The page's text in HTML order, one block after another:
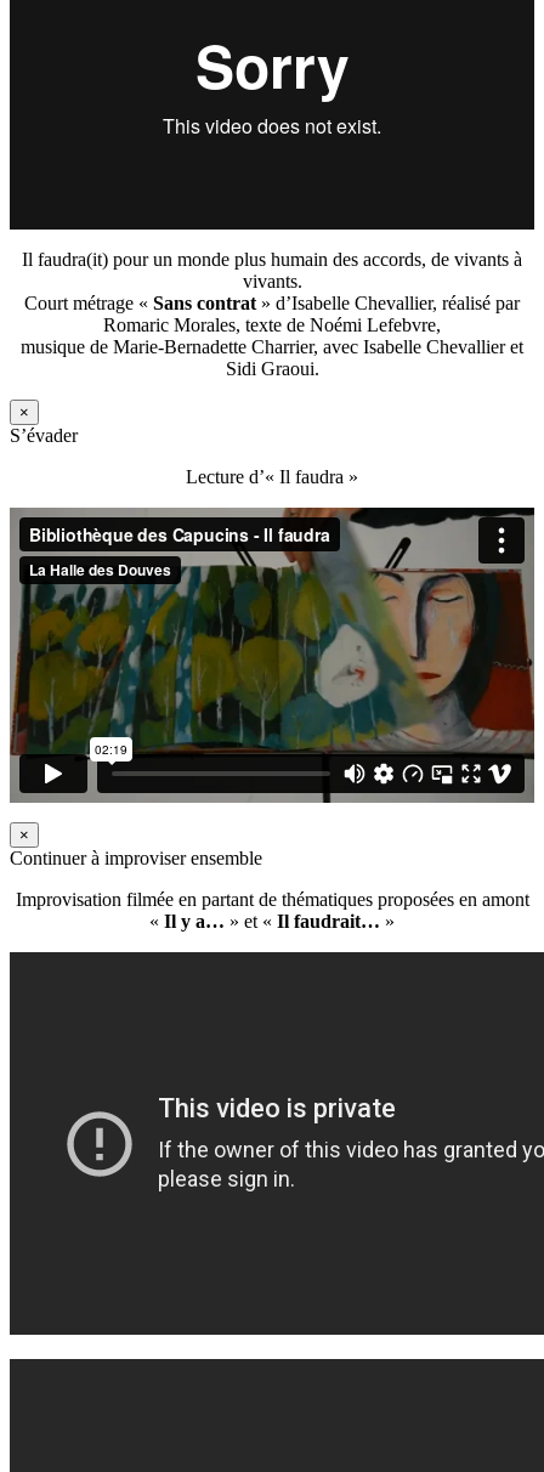
Il faudra(it) pour un monde plus humain des accords, de vivants à
vivants.
Court métrage « Sans contrat » d’Isabelle Chevallier, réalisé par
Romaric Morales, texte de Noémi Lefebvre,
musique de Marie-Bernadette Charrier, avec Isabelle Chevallier et
Sidi Graoui.
×
S’évader
Lecture d’« Il faudra »
×
Continuer à improviser ensemble
Improvisation filmée en partant de thématiques proposées en amont
« Il y a… » et « Il faudrait… »